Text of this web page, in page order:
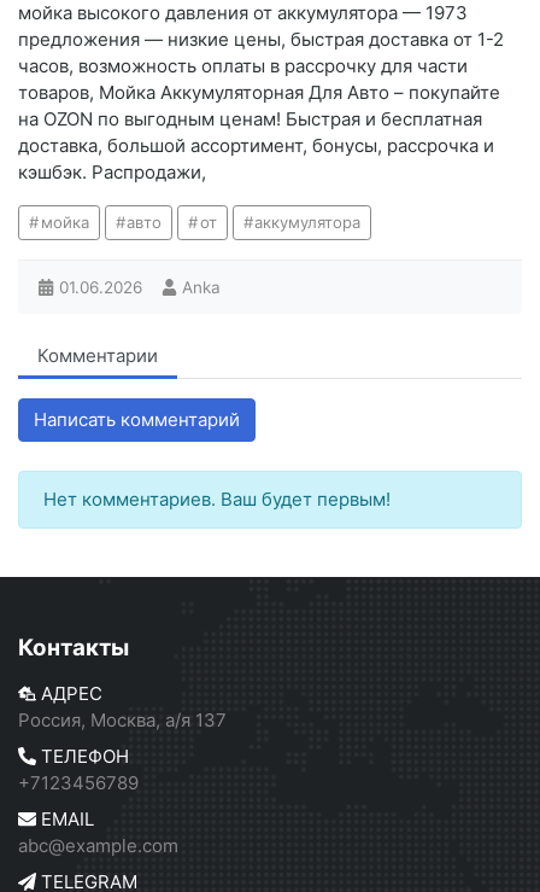
мойка высокого давления от аккумулятора — 1973
предложения — низкие цены, быстрая доставка от 1-2
часов, возможность оплаты в рассрочку для части
товаров, Мойка Аккумуляторная Для Авто – покупайте
на OZON по выгодным ценам! Быстрая и бесплатная
доставка, большой ассортимент, бонусы, рассрочка и
кэшбэк. Распродажи,
мойка авто от аккумулятора
01.06.2026 Anka
Комментарии
Написать комментарий
Нет комментариев. Ваш будет первым!
Контакты
АДРЕС
Россия, Москва, а/я 137
ТЕЛЕФОН
+7123456789
EMAIL
abc@example.com
TELEGRAM